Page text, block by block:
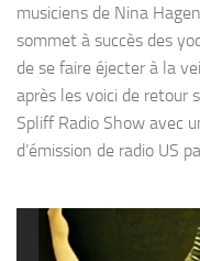
musiciens de Nina
sommet à succès des
de se faire éjecter à la
après les voici de retour
Spliff Radio Show avec
d’émission de radio US